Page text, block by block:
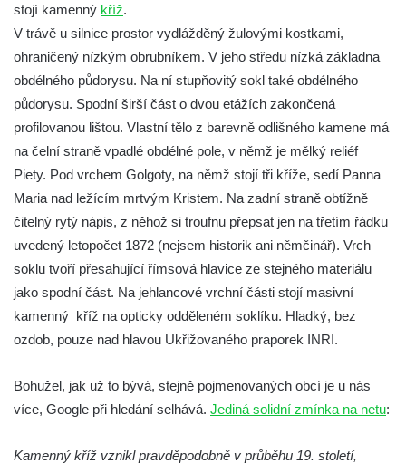
Kříž na křižovatce ulic 5. května a Dělnická
v Kamenném Újezdě
Kříž v Dělnické ulici v Kamenném Újezdě
Boží muka na křižovatce ulic Latrán a K
Malší ve Velešíně
Centrální kříž hřbitova ve Velešíně
Kříž u kostela svatého Václava ve Velešíně
Kříž u brány na hřbitov ve Velešíně
Kříž u fary v Římově
Kříž u lípy Jana Gurreho v Římově
Boží muka u hřbitova v Římově
Centrální kříž hřbitova v Římově
Kříž poblíž domu čp. 169 v Plavu
Boží muka v Plavu
stojí kamenný kříž.
V trávě u silnice prostor vydlážděný žulovými kostkami,
ohraničený nízkým obrubníkem. V jeho středu nízká základna
obdélného půdorysu. Na ní stupňovitý sokl také obdélného
půdorysu. Spodní širší část o dvou etážích zakončená
profilovanou lištou. Vlastní tělo z barevně odlišného kamene má
na čelní straně vpadlé obdélné pole, v němž je mělký reliéf
Piety. Pod vrchem Golgoty, na němž stojí tři kříže, sedí Panna
Maria nad ležícím mrtvým Kristem. Na zadní straně obtížně
čitelný rytý nápis, z něhož si troufnu přepsat jen na třetím řádku
uvedený letopočet 1872 (nejsem historik ani němčinář). Vrch
soklu tvoří přesahující římsová hlavice ze stejného materiálu
jako spodní část. Na jehlancové vrchní části stojí masivní
kamenný kříž na opticky odděleném soklíku. Hladký, bez
ozdob, pouze nad hlavou Ukřižovaného praporek INRI.
Bohužel, jak už to bývá, stejně pojmenovaných obcí je u nás
více, Google při hledání selhává. Jediná solidní zmínka na netu:
Kamenný kříž vznikl pravděpodobně v průběhu 19. století,